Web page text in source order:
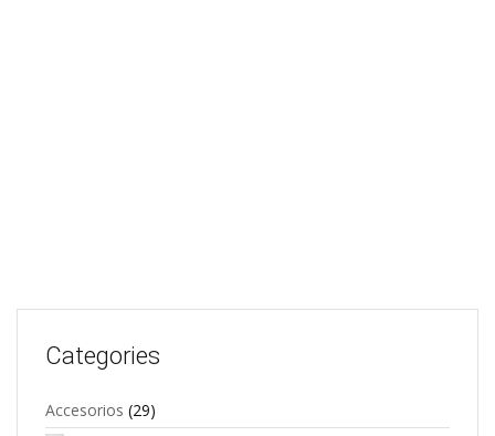
Categories
Accesorios (29)